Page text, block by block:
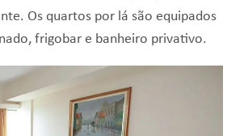
Os quartos por lá são equipados
frigobar e banheiro privativo.